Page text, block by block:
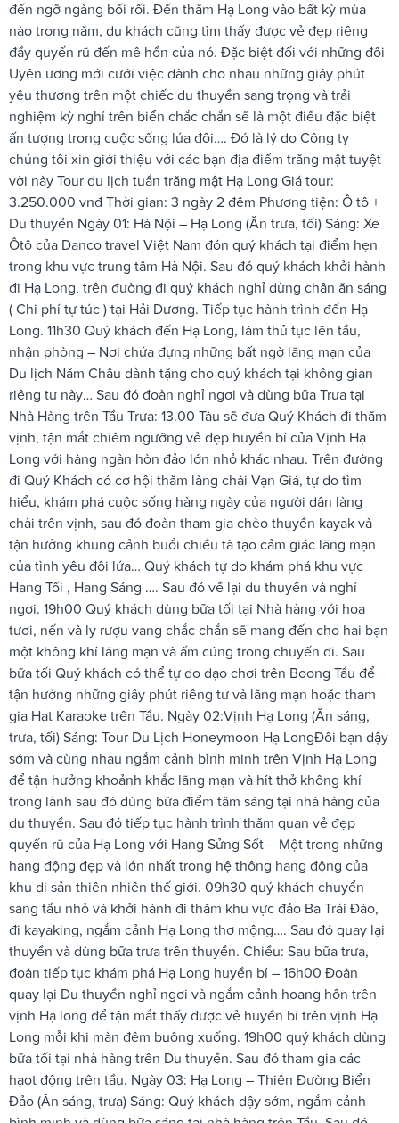
đến ngỡ ngàng bối rối. Đến thăm Hạ Long vào bất kỳ mùa
nào trong năm, du khách cũng tìm thấy được vẻ đẹp riêng
đầy quyến rũ đến mê hồn của nó. Đặc biệt đối với những đôi
Uyên ương mới cưới việc dành cho nhau những giây phút
yêu thương trên một chiếc du thuyền sang trọng và trải
nghiệm kỳ nghỉ trên biển chắc chắn sẽ là một điều đặc biệt
ấn tượng trong cuộc sống lứa đôi…. Đó là lý do Công ty
chúng tôi xin giới thiệu với các bạn địa điểm trăng mật tuyệt
vời này Tour du lịch tuần trăng mật Hạ Long Giá tour:
3.250.000 vnđ Thời gian: 3 ngày 2 đêm Phương tiện: Ô tô +
Du thuyền Ngày 01: Hà Nội – Hạ Long (Ăn trưa, tối) Sáng: Xe
Ôtô của Danco travel Việt Nam đón quý khách tại điểm hẹn
trong khu vực trung tâm Hà Nội. Sau đó quý khách khởi hành
đi Hạ Long, trên đường đi quý khách nghỉ dừng chân ăn sáng
( Chi phí tự túc ) tại Hải Dương. Tiếp tục hành trình đến Hạ
Long. 11h30 Quý khách đến Hạ Long, làm thủ tục lên tầu,
nhận phòng – Nơi chứa đựng những bất ngờ lãng mạn của
Du lịch Năm Châu dành tặng cho quý khách tại không gian
riêng tư này… Sau đó đoàn nghỉ ngơi và dùng bữa Trưa tại
Nhà Hàng trên Tầu Trưa: 13.00 Tàu sẽ đưa Quý Khách đi thăm
vịnh, tận mắt chiêm ngưỡng vẻ đẹp huyền bí của Vịnh Hạ
Long với hàng ngàn hòn đảo lớn nhỏ khác nhau. Trên đường
đi Quý Khách có cơ hội thăm làng chài Vạn Giá, tự do tìm
hiểu, khám phá cuộc sống hàng ngày của người dân làng
chài trên vịnh, sau đó đoàn tham gia chèo thuyền kayak và
tận hưởng khung cảnh buổi chiều tà tạo cảm giác lãng mạn
của tình yêu đôi lứa… Quý khách tự do khám phá khu vực
Hang Tối , Hang Sáng …. Sau đó về lại du thuyền và nghỉ
ngơi. 19h00 Quý khách dùng bữa tối tại Nhà hàng với hoa
tươi, nến và ly rượu vang chắc chắn sẽ mang đến cho hai bạn
một không khí lãng mạn và ấm cúng trong chuyến đi. Sau
bữa tối Quý khách có thể tự do dạo chơi trên Boong Tầu để
tận hưởng những giây phút riêng tư và lãng mạn hoặc tham
gia Hat Karaoke trên Tầu. Ngày 02:Vịnh Hạ Long (Ăn sáng,
trưa, tối) Sáng: Tour Du Lịch Honeymoon Hạ LongĐôi bạn dậy
sớm và cùng nhau ngắm cảnh bình minh trên Vịnh Hạ Long
để tận hưởng khoảnh khắc lãng mạn và hít thở không khí
trong lành sau đó dùng bữa điểm tâm sáng tại nhà hàng của
du thuyền. Sau đó tiếp tục hành trình thăm quan vẻ đẹp
quyến rũ của Hạ Long với Hang Sửng Sốt – Một trong những
hang động đẹp và lớn nhất trong hệ thông hang động của
khu di sản thiên nhiên thế giới. 09h30 quý khách chuyển
sang tầu nhỏ và khởi hành đi thăm khu vực đảo Ba Trái Đào,
đi kayaking, ngắm cảnh Hạ Long thơ mộng…. Sau đó quay lại
thuyền và dùng bữa trưa trên thuyền. Chiều: Sau bữa trưa,
đoàn tiếp tục khám phá Hạ Long huyền bí – 16h00 Đoàn
quay lại Du thuyền nghỉ ngơi và ngắm cảnh hoang hôn trên
vịnh Hạ long để tận mắt thấy được vẻ huyền bí trên vịnh Hạ
Long mỗi khi màn đêm buông xuống. 19h00 quý khách dùng
bữa tối tại nhà hàng trên Du thuyền. Sau đó tham gia các
hạot động trên tầu. Ngày 03: Hạ Long – Thiên Đường Biển
Đảo (Ăn sáng, trưa) Sáng: Quý khách dậy sớm, ngắm cảnh